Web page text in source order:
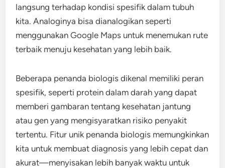
langsung terhadap kondisi spesifik dalam tubuh
kita. Analoginya bisa dianalogikan seperti
menggunakan Google Maps untuk menemukan rute
terbaik menuju kesehatan yang lebih baik.
Beberapa penanda biologis dikenal memiliki peran
spesifik, seperti protein dalam darah yang dapat
memberi gambaran tentang kesehatan jantung
atau gen yang mengisyaratkan risiko penyakit
tertentu. Fitur unik penanda biologis memungkinkan
kita untuk membuat diagnosis yang lebih cepat dan
akurat—menyisakan lebih banyak waktu untuk